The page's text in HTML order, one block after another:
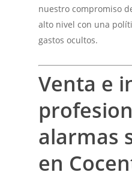
nuestro compromiso
alto nivel con una
gastos ocultos.
Venta e
alarmas
en